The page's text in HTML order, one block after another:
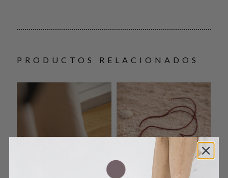
PRODUCTOS RELACIONADOS